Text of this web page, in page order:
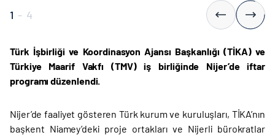
1 - 4
Türk İşbirliği ve Koordinasyon Ajansı Başkanlığı (TİKA) ve
Türkiye Maarif Vakfı (TMV) iş birliğinde Nijer’de iftar
programı düzenlendi.
Nijer’de faaliyet gösteren Türk kurum ve kuruluşları, TİKA’nın
başkent Niamey’deki proje ortakları ve Nijerli bürokratlar